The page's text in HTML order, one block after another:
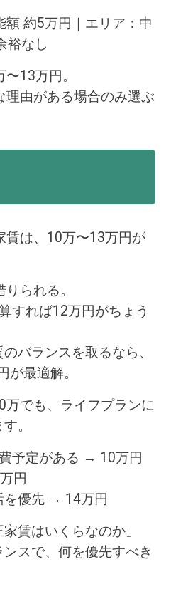
額 約5万円｜エリア：中
裕なし
13万円。
理由がある場合のみ選ぶ
賃は、10万〜13万円が
られる。
すれば12万円がちょう
バランスを取るなら、
が最適解。
万でも、ライフプランに
。
予定がある → 10万円
円
を優先 → 14万円
賃はいくらなのか」
ンスで、何を優先すべき